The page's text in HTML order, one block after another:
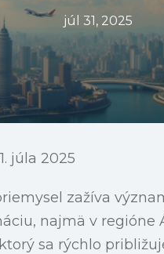
júl 31, 2025
júla 2025
zažíva
najmä v regióne
sa rýchlo